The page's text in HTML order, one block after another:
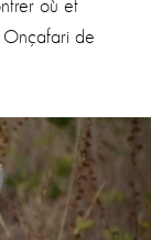
où et
Onçafari de